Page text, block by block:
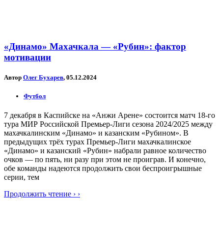
«Динамо» Махачкала — «Рубин»: фактор
мотивации
Автор Олег Бухарев, 05.12.2024
Футбол
7 декабря в Каспийске на «Анжи Арене» состоится матч 18-го
тура МИР Российской Премьер-Лиги сезона 2024/2025 между
махачкалинским «Динамо» и казанским «Рубином». В
предыдущих трёх турах Премьер-Лиги махачкалинское
«Динамо» и казанский «Рубин» набрали равное количество
очков — по пять, ни разу при этом не проиграв. И конечно,
обе команды надеются продолжить свои беспроигрышные
серии, тем
Продолжить чтение › ›